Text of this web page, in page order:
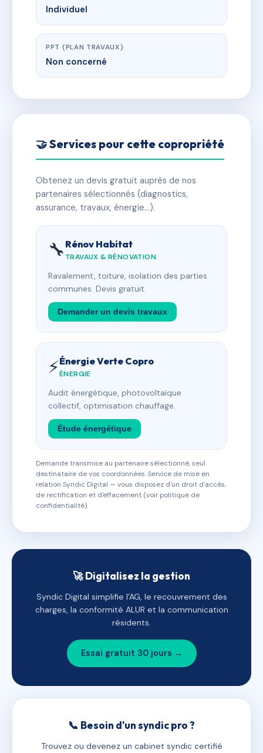
Individuel
PPT (PLAN TRAVAUX)
Non concerné
🤝 Services pour cette copropriété
Obtenez un devis gratuit auprès de nos
partenaires sélectionnés (diagnostics,
assurance, travaux, énergie…).
🔧 Rénov Habitat
TRAVAUX & RÉNOVATION
Ravalement, toiture, isolation des parties
communes. Devis gratuit.
Demander un devis travaux
⚡Énergie Verte Copro
ÉNERGIE
Audit énergétique, photovoltaïque
collectif, optimisation chauffage.
Étude énergétique
Demande transmise au partenaire sélectionné, seul
destinataire de vos coordonnées. Service de mise en
relation Syndic Digital — vous disposez d'un droit d'accès,
de rectification et d'effacement (voir politique de
confidentialité).
🚀 Digitalisez la gestion
Syndic Digital simplifie l'AG, le recouvrement des
charges, la conformité ALUR et la communication
résidents.
Essai gratuit 30 jours →
📞 Besoin d'un syndic pro ?
Trouvez ou devenez un cabinet syndic certifié